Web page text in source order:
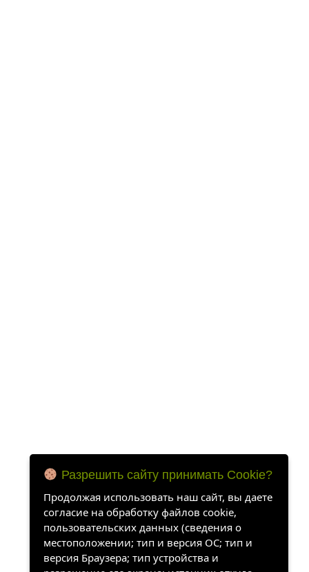
Разрешить сайту принимать Cookie?
Продолжая использовать наш сайт, вы даете
согласие на обработку файлов cookie,
пользовательских данных (сведения о
местоположении; тип и версия ОС; тип и
версия Браузера; тип устройства и